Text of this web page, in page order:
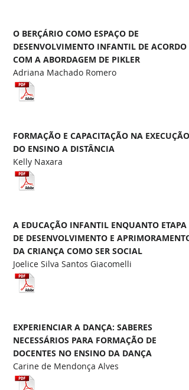
Adriana Machado Romero
O BERÇÁRIO COMO ESPAÇO DE
DESENVOLVIMENTO INFANTIL DE ACORDO
COM A ABORDAGEM DE PIKLER
Kelly Naxara
FORMAÇÃO E CAPACITAÇÃO NA EXECUÇÃO
DO ENSINO A DISTÂNCIA
Joelice Silva Santos Giacomelli
A EDUCAÇÃO INFANTIL ENQUANTO ETAPA
DE DESENVOLVIMENTO E APRIMORAMENTO
DA CRIANÇA COMO SER SOCIAL
Carine de Mendonça Alves
EXPERIENCIAR A DANÇA: SABERES
NECESSÁRIOS PARA FORMAÇÃO DE
DOCENTES NO ENSINO DA DANÇA